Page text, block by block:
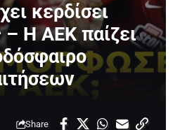
κερδίσει
– Η ΑΕΚ παίζει
Share